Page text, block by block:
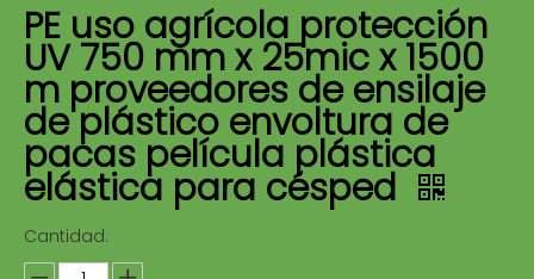
PE uso agrícola protección
UV 750 mm x 25mic x 1500
m proveedores de ensilaje
de plástico envoltura de
pacas película plástica
elástica para césped
Cantidad: